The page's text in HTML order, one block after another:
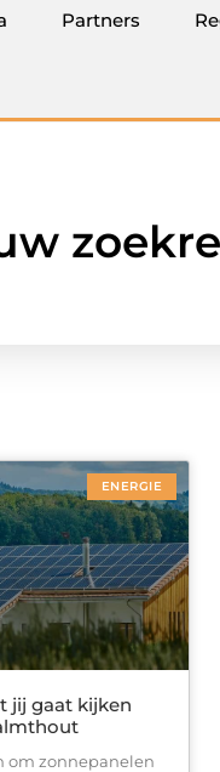
Partners
ENERGIE
jij gaat kijken
om zonnepanelen